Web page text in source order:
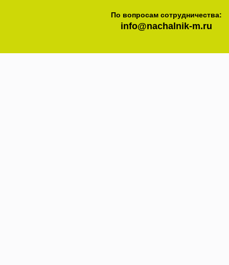
По вопросам сотрудничества:
info@nachalnik-m.ru